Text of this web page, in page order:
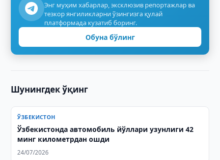
Энг муҳим хабарлар, эксклюзив репортажлар ва
тезкор янгиликларни ўзингизга қулай
платформада кузатиб боринг.
Обуна бўлинг
Шунингдек ўқинг
ЎЗБЕКИСТОН
Ўзбекистонда автомобиль йўллари узунлиги 42
минг километрдан ошди
24/07/2026